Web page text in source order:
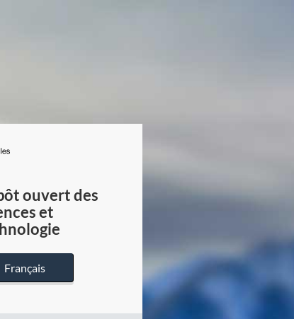
du
Canada
ouvert des
et
Français